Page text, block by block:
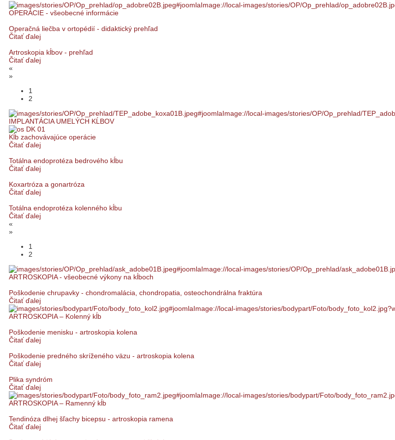
OPERÁCIE - všeobecné informácie
Operačná liečba v ortopédií - didaktický prehľad
Čitať ďalej
Artroskopia kĺbov - prehľad
Čitať ďalej
«
»
1
2
IMPLANTÁCIA UMELÝCH KĹBOV
Kĺb zachovávajúce operácie
Čitať ďalej
Totálna endoprotéza bedrového kĺbu
Čitať ďalej
Koxartróza a gonartróza
Čitať ďalej
Totálna endoprotéza kolenného kĺbu
Čitať ďalej
«
»
1
2
ARTROSKOPIA - všeobecné výkony na kĺboch
Poškodenie chrupavky - chondromalácia, chondropatia, osteochondrálna fraktúra
Čitať ďalej
ARTROSKOPIA – Kolenný kĺb
Poškodenie menisku - artroskopia kolena
Čitať ďalej
Poškodenie predného skríženého väzu - artroskopia kolena
Čitať ďalej
Plika syndróm
Čitať ďalej
ARTROSKOPIA – Ramenný kĺb
Tendinóza dlhej šľachy bicepsu - artroskopia ramena
Čitať ďalej